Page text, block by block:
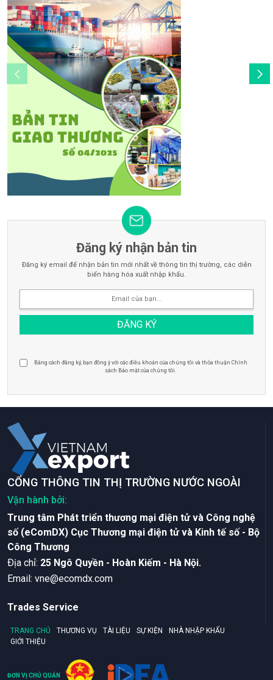
Đăng ký nhận bản tin
Đăng ký email để nhận bản tin mới nhất về thông tin thị trường, các diễn
biến hàng hóa xuất nhập khẩu.
Bằng cách đăng ký, bạn đồng ý với các điều khoản của chúng tôi và thỏa thuận Chính
sách Bảo mật của chúng tôi.
CỔNG THÔNG TIN THỊ TRƯỜNG NƯỚC NGOÀI
Vận hành bởi:
Trung tâm Phát triển thương mại điện tử và Công nghệ
số (eComDX) Cục Thương mại điện tử và Kinh tế số - Bộ
Công Thương
Ðịa chỉ: 25 Ngô Quyền - Hoàn Kiếm - Hà Nội.
Email: vne@ecomdx.com
Trades Service
TRANG CHỦ THƯƠNG VỤ TÀI LIỆU SỰ KIỆN
NHÀ NHẬP KHẨU
GIỚI THIỆU
ĐƠN VỊ CHỦ QUẢN